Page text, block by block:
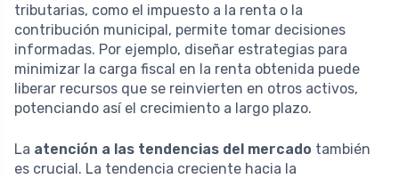
tributarias, como el impuesto a la renta o la
contribución municipal, permite tomar decisiones
informadas. Por ejemplo, diseñar estrategias para
minimizar la carga fiscal en la renta obtenida puede
liberar recursos que se reinvierten en otros activos,
potenciando así el crecimiento a largo plazo.
La atención a las tendencias del mercado también
es crucial. La tendencia creciente hacia la